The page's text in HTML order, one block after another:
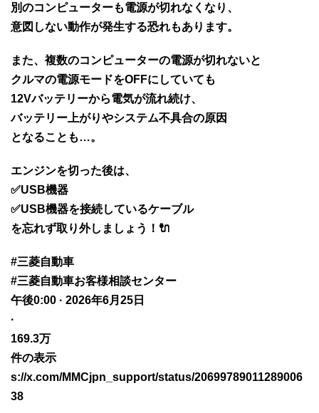
別のコンピューターも電源が切れなくなり、
意図しない動作が発生する恐れもあります。
また、複数のコンピューターの電源が切れないと
クルマの電源モードをOFFにしていても
12Vバッテリーから電気が流れ続け、
バッテリー上がりやシステム不具合の原因
となることも…。
エンジンを切った後は、
✅USB機器
✅USB機器を接続しているケーブル
を忘れず取り外しましょう！🔌
#三菱自動車
#三菱自動車お客様相談センター
午後0:00 · 2026年6月25日
·
169.3万
件の表示
s://x.com/MMCjpn_support/status/20699789011289006
38